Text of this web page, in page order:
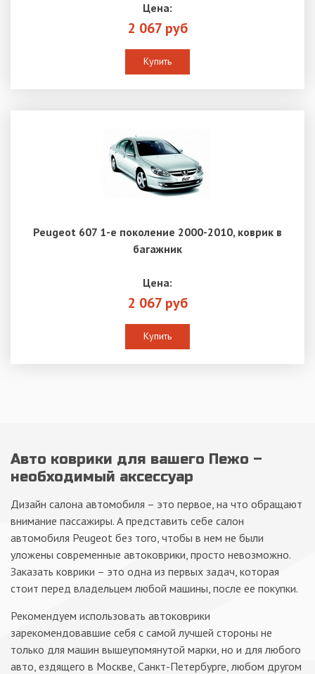
Цена:
2 067 руб
Купить
Peugeot 607 1-е поколение 2000-2010, коврик в
багажник
Цена:
2 067 руб
Купить
Авто коврики для вашего Пежо –
необходимый аксессуар
Дизайн салона автомобиля – это первое, на что обращают
внимание пассажиры. А представить себе салон
автомобиля Peugeot без того, чтобы в нем не были
уложены современные автоковрики, просто невозможно.
Заказать коврики – это одна из первых задач, которая
стоит перед владельцем любой машины, после ее покупки.
Рекомендуем использовать автоковрики
зарекомендовавшие себя с самой лучшей стороны не
только для машин вышеупомянутой марки, но и для любого
авто, ездящего в Москве, Санкт-Петербурге, любом другом